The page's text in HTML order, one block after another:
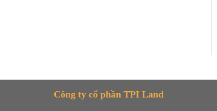
Công ty cổ phần TPI Land